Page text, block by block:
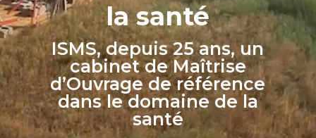
la santé
ISMS, depuis 25 ans, un
cabinet de Maîtrise
d’Ouvrage de référence
dans le domaine de la
santé